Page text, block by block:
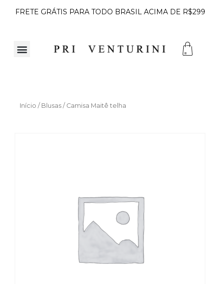
FRETE GRÁTIS PARA TODO BRASIL ACIMA DE R$299
Início / Blusas / Camisa Maitê telha